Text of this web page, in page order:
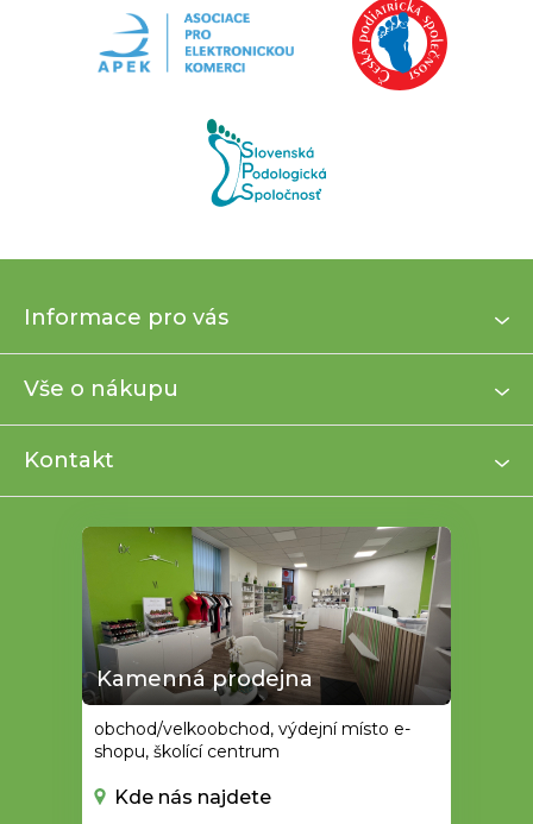
p
t
Informace pro vás
Vše o nákupu
Kontakt
Kamenná prodejna
obchod/velkoobchod, výdejní místo e-
shopu, školící centrum
Kde nás najdete